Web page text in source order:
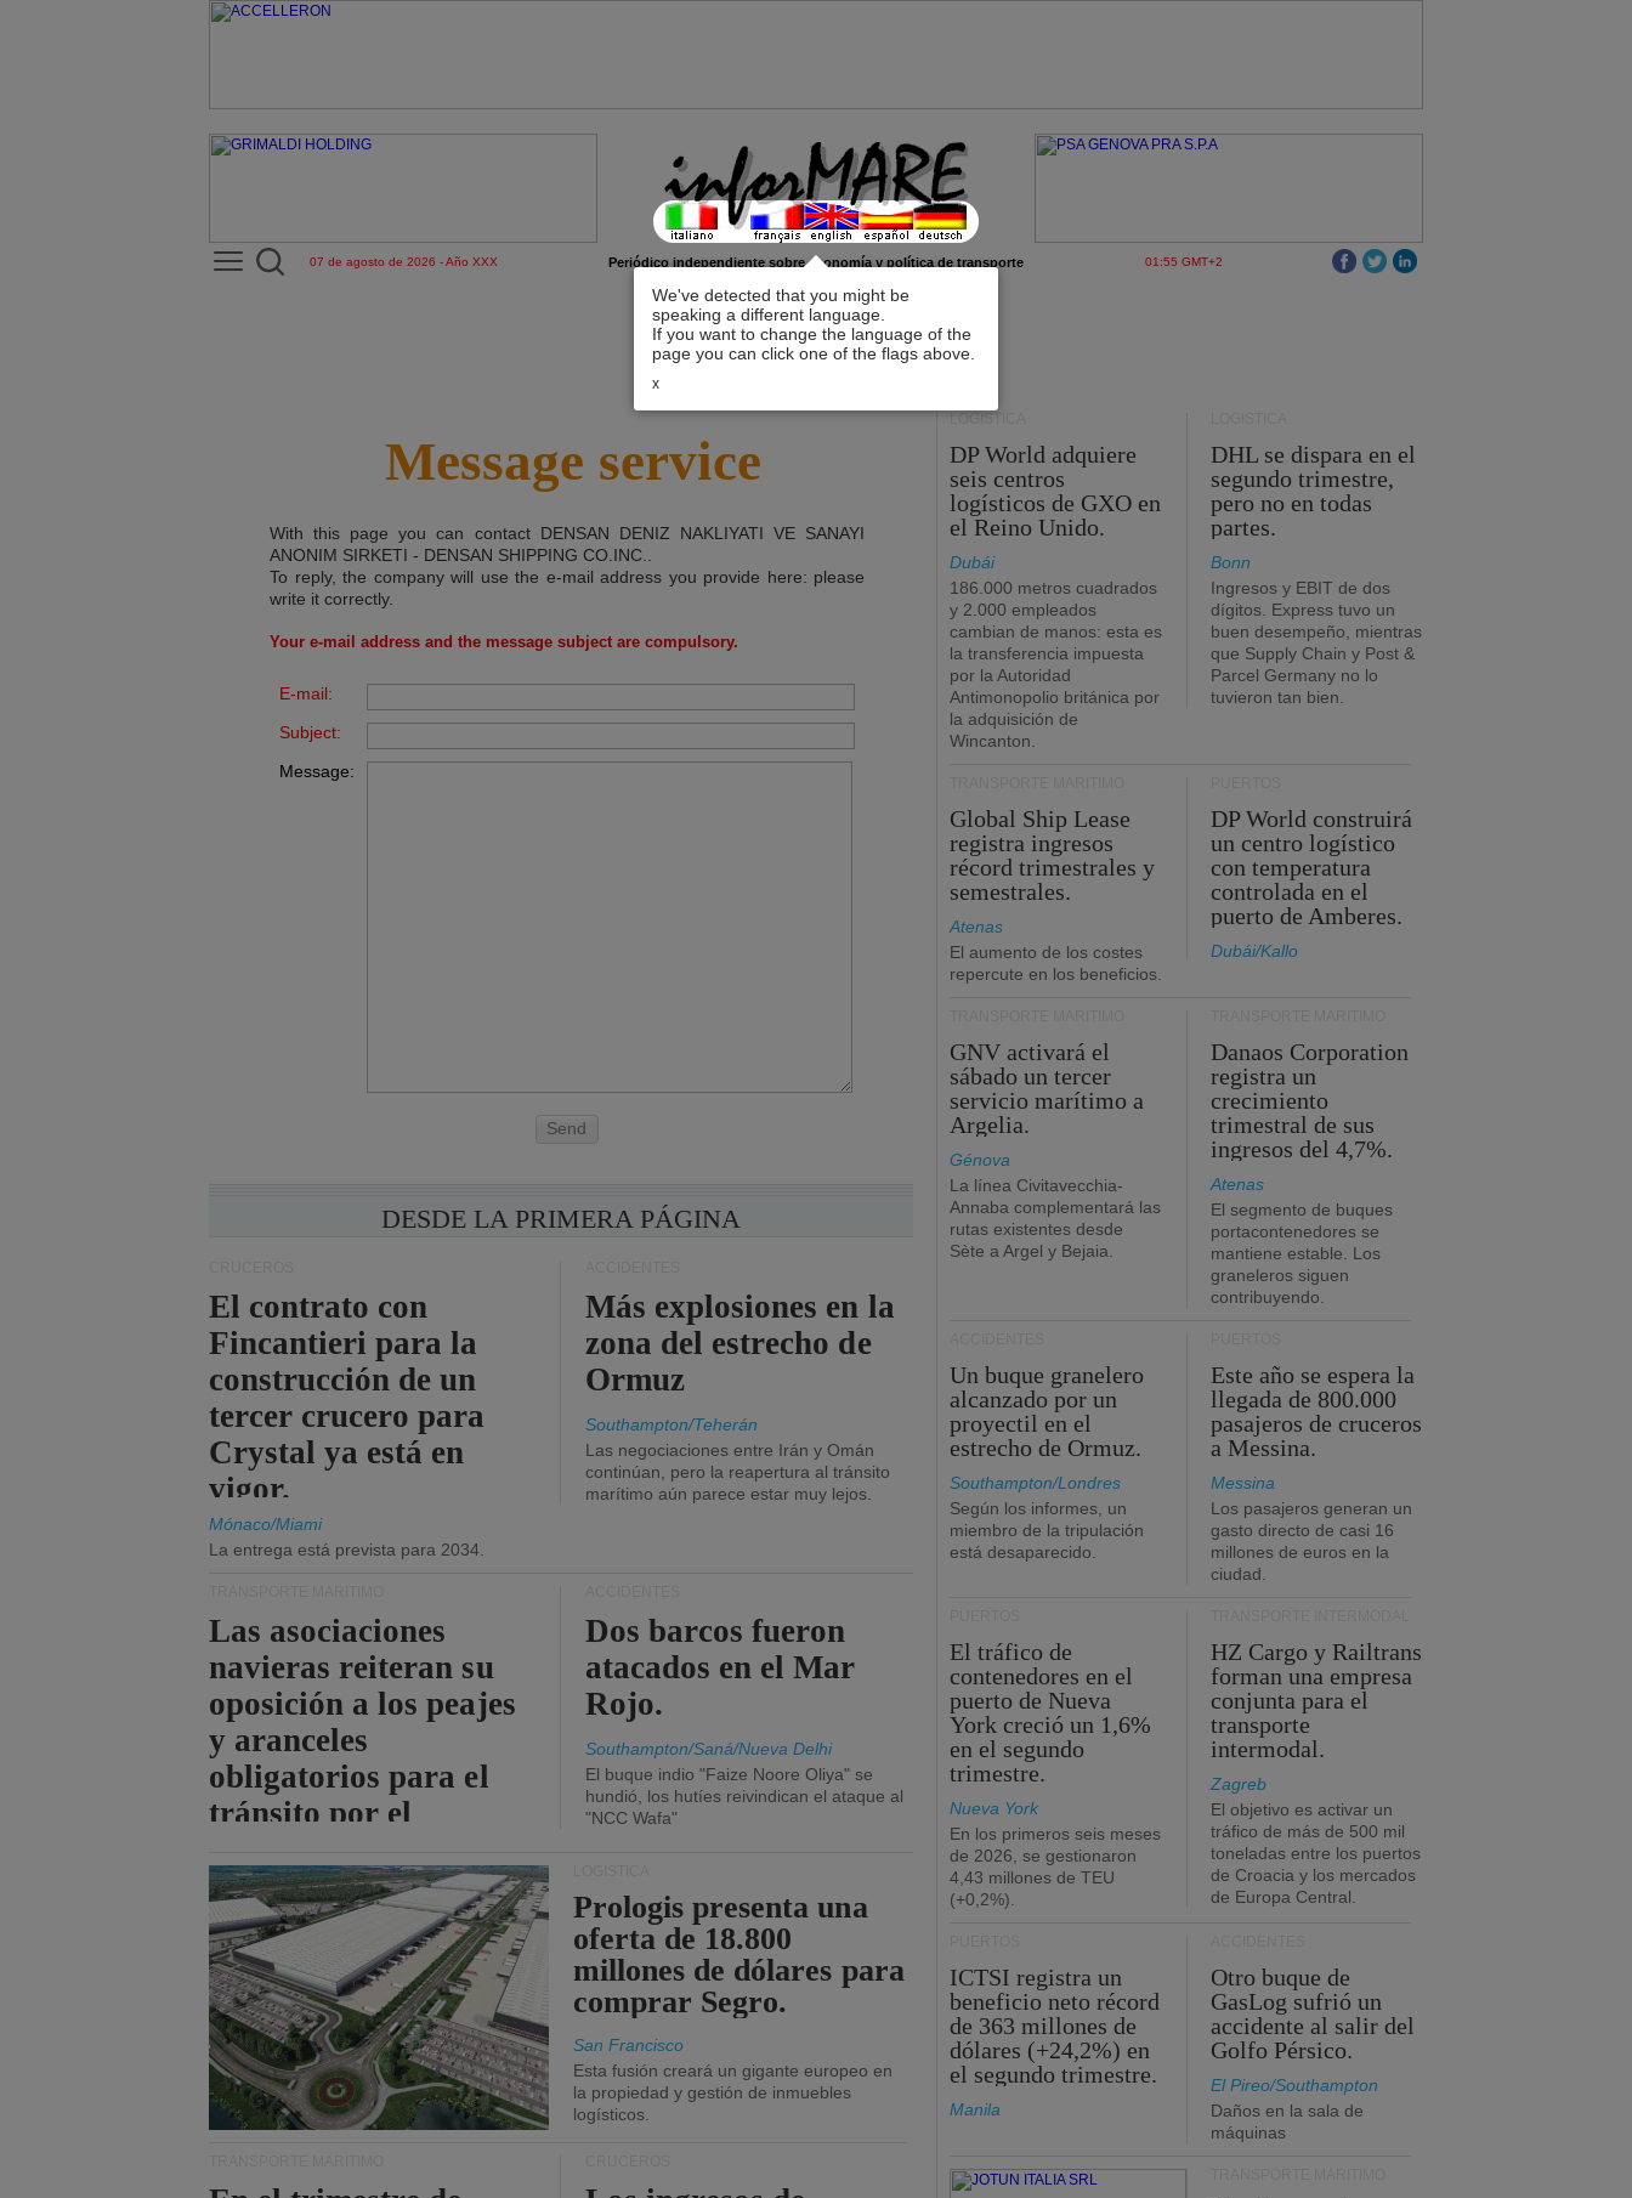
We've detected that you might be
speaking a different language.
If you want to change the language of the
page you can click one of the flags above.
x
07 de agosto de 2026 - Año XXX Periódico independiente sobre economía y política de transporte 01:55 GMT+2
Message service
With this page you can contact DENSAN DENIZ NAKLIYATI VE SANAYI
ANONIM SIRKETI - DENSAN SHIPPING CO.INC.
To reply, the company will use the e-mail address you provide here: please
write it correctly.
Your e-mail address and the message subject are compulsory.
E-mail:
Subject:
Message:
Send
DESDE LA PRIMERA PÁGINA
El contrato con
Fincantieri para la
construcción de un
tercer crucero para
Crystal ya está en
vigor.
Mónaco/Miami
La entrega está prevista para 2034.
Más explosiones en la
zona del estrecho de
Ormuz
Southampton/Teherán
Las negociaciones entre Irán y Omán
continúan, pero la reapertura al tránsito
marítimo aún parece estar muy lejos.
Las asociaciones
navieras reiteran su
oposición a los peajes
y aranceles
obligatorios para el
tránsito por el
Dos barcos fueron
atacados en el Mar
Rojo.
Southampton/Saná/Nueva Delhi
El buque indio "Faize Noore Oliya" se
hundió, los hutíes reivindican el ataque al
"NCC Wafa"
Prologis presenta una
oferta de 18.800
millones de dólares para
comprar Segro.
San Francisco
Esta fusión creará un gigante europeo en
la propiedad y gestión de inmuebles
logísticos.
LOGÍSTICA
DP World adquiere
seis centros
logísticos de GXO en
el Reino Unido.
Dubái
186.000 metros cuadrados
y 2.000 empleados
cambian de manos: esta es
la transferencia impuesta
por la Autoridad
Antimonopolio británica por
la adquisición de
Wincanton.
DHL se dispara en el
segundo trimestre,
pero no en todas
partes.
Bonn
Ingresos y EBIT de dos
dígitos. Express tuvo un
buen desempeño, mientras
que Supply Chain y Post &
Parcel Germany no lo
tuvieron tan bien.
Global Ship Lease
registra ingresos
récord trimestrales y
semestrales.
Atenas
El aumento de los costes
repercute en los beneficios.
DP World construirá
un centro logístico
con temperatura
controlada en el
puerto de Amberes.
Dubái/Kallo
GNV activará el
sábado un tercer
servicio marítimo a
Argelia.
Génova
La línea Civitavecchia-
Annaba complementará las
rutas existentes desde
Sète a Argel y Bejaia.
Danaos Corporation
registra un
crecimiento
trimestral de sus
ingresos del 4,7%.
Atenas
El segmento de buques
portacontenedores se
mantiene estable. Los
graneleros siguen
contribuyendo.
Un buque granelero
alcanzado por un
proyectil en el
estrecho de Ormuz.
Southampton/Londres
Según los informes, un
miembro de la tripulación
está desaparecido.
Este año se espera la
llegada de 800.000
pasajeros de cruceros
a Messina.
Messina
Los pasajeros generan un
gasto directo de casi 16
millones de euros en la
ciudad.
El tráfico de
contenedores en el
puerto de Nueva
York creció un 1,6%
en el segundo
trimestre.
Nueva York
En los primeros seis meses
de 2026, se gestionaron
4,43 millones de TEU
(+0,2%).
HZ Cargo y Railtrans
forman una empresa
conjunta para el
transporte
intermodal.
Zagreb
El objetivo es activar un
tráfico de más de 500 mil
toneladas entre los puertos
de Croacia y los mercados
de Europa Central.
ICTSI registra un
beneficio neto récord
de 363 millones de
dólares (+24,2%) en
el segundo trimestre.
Manila
Otro buque de
GasLog sufrió un
accidente al salir del
Golfo Pérsico.
El Pireo/Southampton
Daños en la sala de
máquinas